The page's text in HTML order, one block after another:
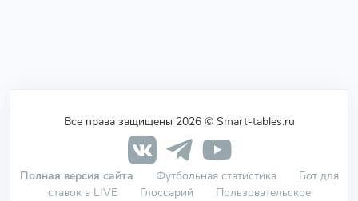
Все права защищены 2026 © Smart-tables.ru
Полная версия сайта Футбольная статистика
Бот для
ставок в LIVE
Глоссарий
Пользовательское